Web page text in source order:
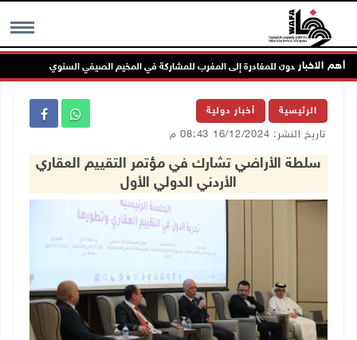
MENU أهم الاخبار
الرئيسية أخبار دولية
تاريخ النشر: 16/12/2024 08:43 م
سلطة الأراضي تشارك في مؤتمر التقييم العقاري
الأردني الدولي الأول